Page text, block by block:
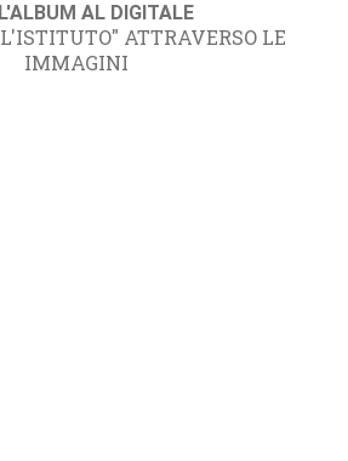
AL DIGITALE
ATTRAVERSO LE
IMMAGINI